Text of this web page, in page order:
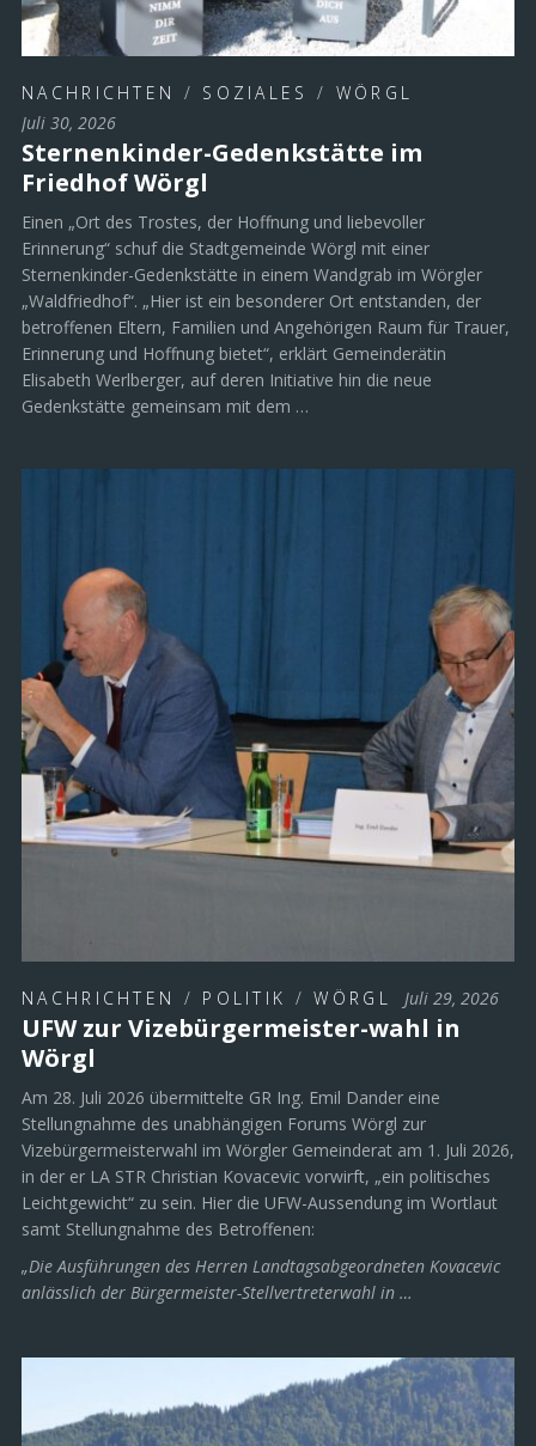
NACHRICHTEN / SOZIALES / WÖRGL
Juli 30, 2026
Sternenkinder-Gedenkstätte im
Friedhof Wörgl
Einen „Ort des Trostes, der Hoffnung und liebevoller
Erinnerung“ schuf die Stadtgemeinde Wörgl mit einer
Sternenkinder-Gedenkstätte in einem Wandgrab im Wörgler
„Waldfriedhof“. „Hier ist ein besonderer Ort entstanden, der
betroffenen Eltern, Familien und Angehörigen Raum für Trauer,
Erinnerung und Hoffnung bietet“, erklärt Gemeinderätin
Elisabeth Werlberger, auf deren Initiative hin die neue
Gedenkstätte gemeinsam mit dem …
NACHRICHTEN / POLITIK /WÖRGL Juli 29, 2026
UFW zur Vizebürgermeister-wahl in
Wörgl
Am 28. Juli 2026 übermittelte GR Ing. Emil Dander eine
Stellungnahme des unabhängigen Forums Wörgl zur
Vizebürgermeisterwahl im Wörgler Gemeinderat am 1. Juli 2026,
in der er LA STR Christian Kovacevic vorwirft, „ein politisches
Leichtgewicht“ zu sein. Hier die UFW-Aussendung im Wortlaut
samt Stellungnahme des Betroffenen:
„Die Ausführungen des Herren Landtagsabgeordneten Kovacevic
anlässlich der Bürgermeister-Stellvertreterwahl in …